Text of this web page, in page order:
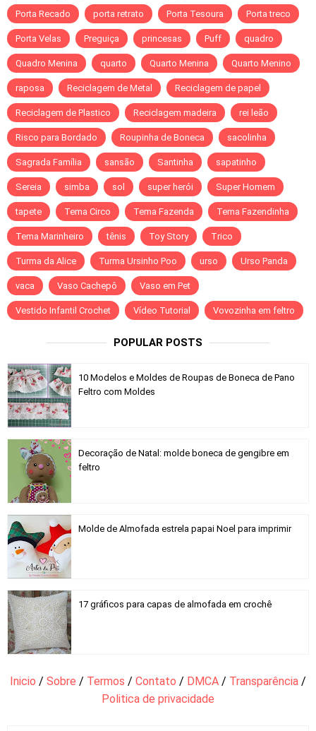
Porta Recado porta retrato Porta Tesoura Porta treco
Porta Velas Preguiça princesas Puff quadro
Quadro Menina quarto Quarto Menina Quarto Menino
raposa Reciclagem de Metal Reciclagem de papel
Reciclagem de Plastico Reciclagem madeira rei leão
Risco para Bordado Roupinha de Boneca sacolinha
Sagrada Família sansão Santinha sapatinho
Sereia simba sol super herói Super Homem
tapete Tema Circo Tema Fazenda Tema Fazendinha
Tema Marinheiro tênis Toy Story Trico
Turma da Alice Turma Ursinho Poo urso Urso Panda
vaca Vaso Cachepô Vaso em Pet
Vestido Infantil Crochet Vídeo Tutorial Vovozinha em feltro
POPULAR POSTS
10 Modelos e Moldes de Roupas de Boneca de Pano
Feltro com Moldes
Decoração de Natal: molde boneca de gengibre em
feltro
Molde de Almofada estrela papai Noel para imprimir
17 gráficos para capas de almofada em crochê
Inicio / Sobre / Termos / Contato / DMCA / Transparência /
Politica de privacidade